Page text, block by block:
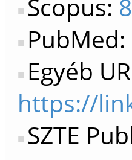
Scopus:
PubMed:
Egyéb
https://
SZTE